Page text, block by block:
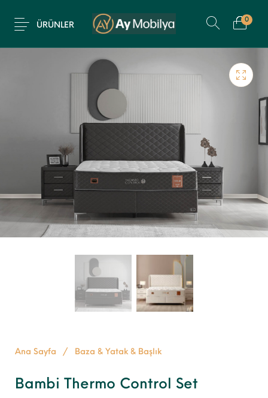
ÜRÜNLER
0
Ana Sayfa / Baza & Yatak & Başlık
Bambi Thermo Control Set